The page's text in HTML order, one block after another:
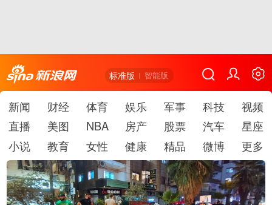
标准版 智能版
新闻 财经 体育 娱乐 军事 科技
视频
直播
美图 NBA 房产 股票 汽车
星座
小说
教育 女性 健康 精品 微博 更多